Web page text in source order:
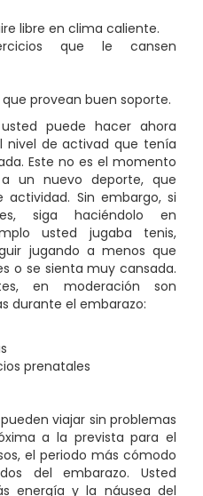
libre en clima caliente.
que le cansen
provean buen soporte.
puede hacer ahora
nivel de activad que tenía
Este no es el momento
un nuevo deporte, que
Sin embargo, si
siga haciéndolo en
usted jugaba tenis,
jugando a menos que
o se sienta muy cansada.
en moderación son
durante el embarazo:
prenatales
viajar sin problemas
a la prevista para el
el periodo más cómodo
del embarazo. Usted
energía y la náusea del